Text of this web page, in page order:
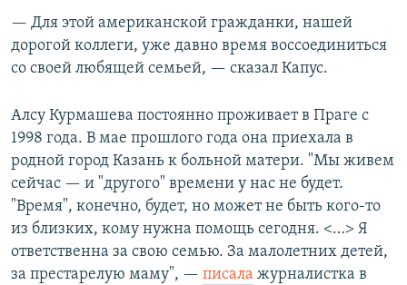
— Для этой американской гражданки, нашей
дорогой коллеги, уже давно время воссоединиться
со своей любящей семьей, — сказал Капус.
Алсу Курмашева постоянно проживает в Праге с
1998 года. В мае прошлого года она приехала в
родной город Казань к больной матери. "Мы живем
сейчас — и "другого" времени у нас не будет.
"Время", конечно, будет, но может не быть кого-то
из близких, кому нужна помощь сегодня. <…> Я
ответственна за свою семью. За малолетних детей,
за престарелую маму", — писала журналистка в